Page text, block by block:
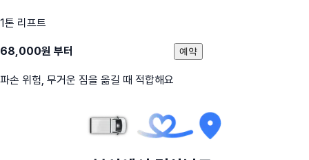
1톤 리프트
68,000원 부터
파손 위험, 무거운 짐을 옮길 때 적합해요
예약